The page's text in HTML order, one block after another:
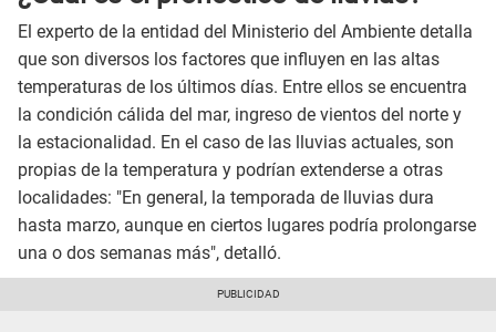
El experto de la entidad del Ministerio del Ambiente detalla
que son diversos los factores que influyen en las altas
temperaturas de los últimos días. Entre ellos se encuentra
la condición cálida del mar, ingreso de vientos del norte y
la estacionalidad. En el caso de las lluvias actuales, son
propias de la temperatura y podrían extenderse a otras
localidades: "En general, la temporada de lluvias dura
hasta marzo, aunque en ciertos lugares podría prolongarse
una o dos semanas más", detalló.